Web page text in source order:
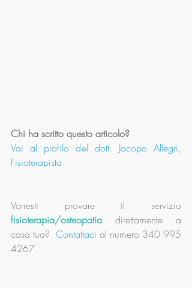
Chi ha scritto questo articolo?
Vai al profilo del dott. Jacopo Allegri,
Fisioterapista
fisioterapia/osteopatia direttamente a
casa tua? Contattaci al numero 340 995
4267.